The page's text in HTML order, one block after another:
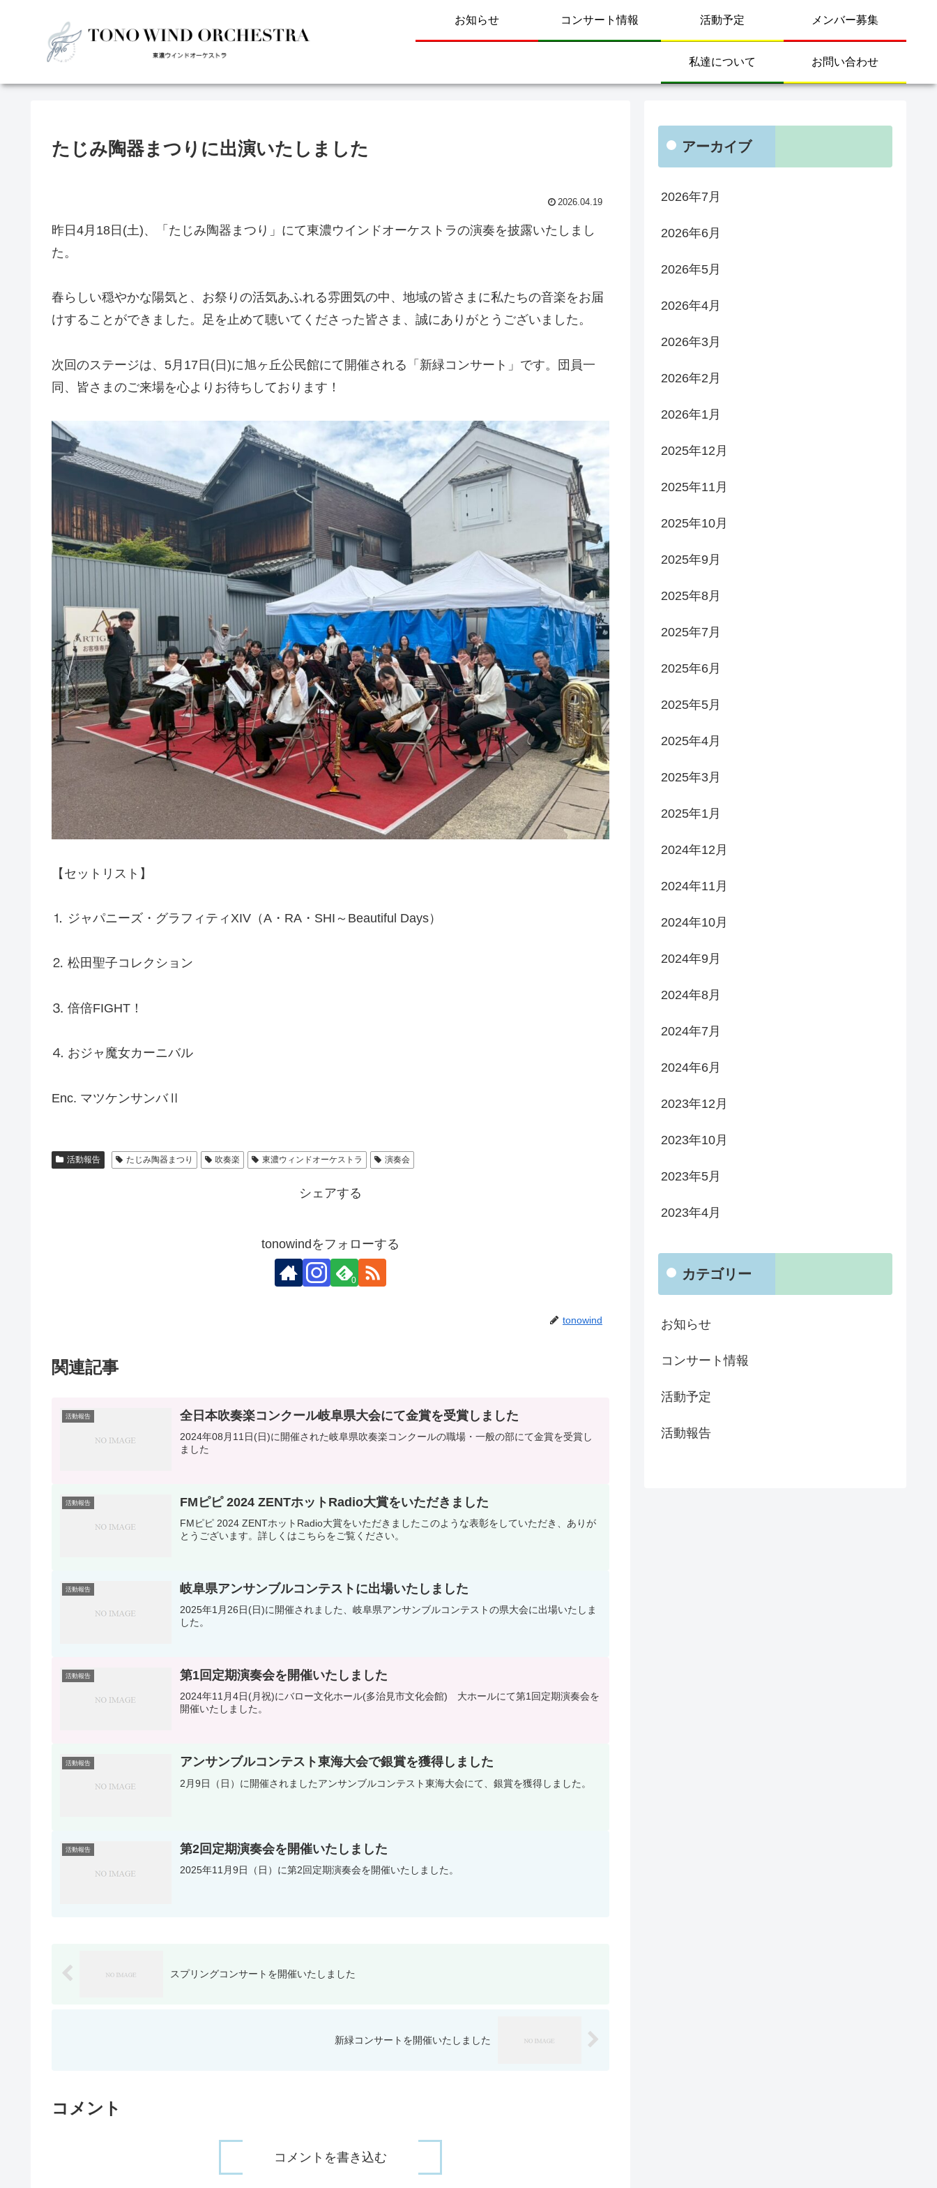
お知らせ コンサート情報 活動予定 メンバー募集
私達について お問い合わせ
たじみ陶器まつりに出演いたしました
2026.04.19
昨日4月18日(土)、「たじみ陶器まつり」にて東濃ウインドオーケストラの演奏を披露いたしまし
た。
春らしい穏やかな陽気と、お祭りの活気あふれる雰囲気の中、地域の皆さまに私たちの音楽をお届
けすることができました。足を止めて聴いてくださった皆さま、誠にありがとうございました。
次回のステージは、5月17日(日)に旭ヶ丘公民館にて開催される「新緑コンサート」です。団員一
同、皆さまのご来場を心よりお待ちしております！
【セットリスト】
⒈ ジャパニーズ・グラフィティXIV（A・RA・SHI～Beautiful Days）
⒉ 松田聖子コレクション
⒊ 倍倍FIGHT！
⒋ おジャ魔女カーニバル
Enc. マツケンサンバⅡ
活動報告 たじみ陶器まつり 吹奏楽 東濃ウィンドオーケストラ 演奏会
シェアする
tonowindをフォローする
0
tonowind
関連記事
活動報告 全日本吹奏楽コンクール岐阜県大会にて金賞を受賞しました
2024年08月11日(日)に開催された岐阜県吹奏楽コンクールの職場・一般の部にて金賞を受賞し
ました
活動報告 FMピピ 2024 ZENTホットRadio大賞をいただきました
FMピピ 2024 ZENTホットRadio大賞をいただきましたこのような表彰をしていただき、ありが
とうございます。詳しくはこちらをご覧ください。
活動報告 岐阜県アンサンブルコンテストに出場いたしました
2025年1月26日(日)に開催されました、岐阜県アンサンブルコンテストの県大会に出場いたしま
した。
活動報告 第1回定期演奏会を開催いたしました
2024年11月4日(月祝)にバロー文化ホール(多治見市文化会館) 大ホールにて第1回定期演奏会を
開催いたしました。
活動報告 アンサンブルコンテスト東海大会で銀賞を獲得しました
2月9日（日）に開催されましたアンサンブルコンテスト東海大会にて、銀賞を獲得しました。
活動報告 第2回定期演奏会を開催いたしました
2025年11月9日（日）に第2回定期演奏会を開催いたしました。
スプリングコンサートを開催いたしました
新緑コンサートを開催いたしました
コメント
コメントを書き込む
アーカイブ
2026年7月
2026年6月
2026年5月
2026年4月
2026年3月
2026年2月
2026年1月
2025年12月
2025年11月
2025年10月
2025年9月
2025年8月
2025年7月
2025年6月
2025年5月
2025年4月
2025年3月
2025年1月
2024年12月
2024年11月
2024年10月
2024年9月
2024年8月
2024年7月
2024年6月
2023年12月
2023年10月
2023年5月
2023年4月
カテゴリー
お知らせ
コンサート情報
活動予定
活動報告